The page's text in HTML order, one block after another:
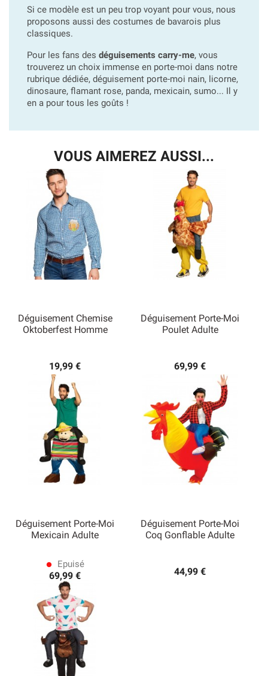
Si ce modèle est un peu trop voyant pour vous, nous
proposons aussi des costumes de bavarois plus
classiques.
Pour les fans des déguisements carry-me, vous
trouverez un choix immense en porte-moi dans notre
rubrique dédiée, déguisement porte-moi nain, licorne,
dinosaure, flamant rose, panda, mexicain, sumo... Il y
en a pour tous les goûts !
VOUS AIMEREZ AUSSI...
Déguisement Chemise
Oktoberfest Homme
19,99 €
Déguisement Porte-Moi
Poulet Adulte
69,99 €
Déguisement Porte-Moi
Mexicain Adulte
lens Epuisé
69,99 €
Déguisement Porte-Moi
Coq Gonflable Adulte
44,99 €